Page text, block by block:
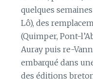
quelques
Lô), des
(Quimper, Pont-
Auray puis re-
embarqué dans
des éditions